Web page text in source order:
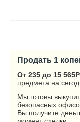
Продать 1
От 235 до 15 565Р
предмета на
Мы готовы
безопасных
Вы получите